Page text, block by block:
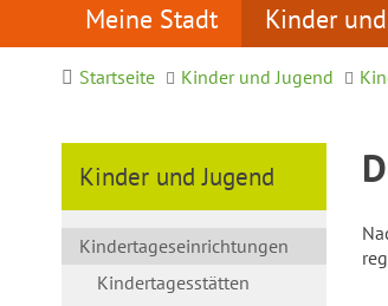
Meine Stadt Kinder
Startseite Kinder und Jugend
Kinder und Jugend
Kindertageseinrichtungen
Kindertagesstätten